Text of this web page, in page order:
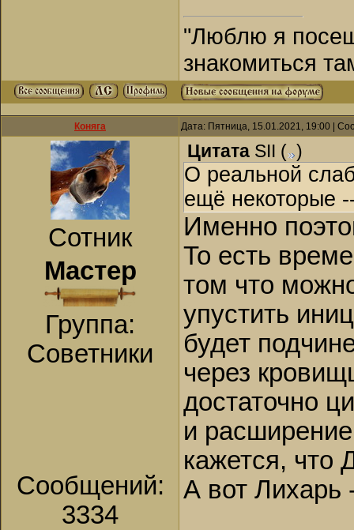
"Люблю я
знакомиться
Коняга Дата: Пятница, 15.01.2021, 19:00 |
Сотник
Мастер
Группа:
Советники
Сообщений:
3334
Цитата SII ( )
О реальной
ещё некоторые
Именно
То есть
том что
упустить
будет
через
достаточно
и
кажется, что
А вот Лихарь